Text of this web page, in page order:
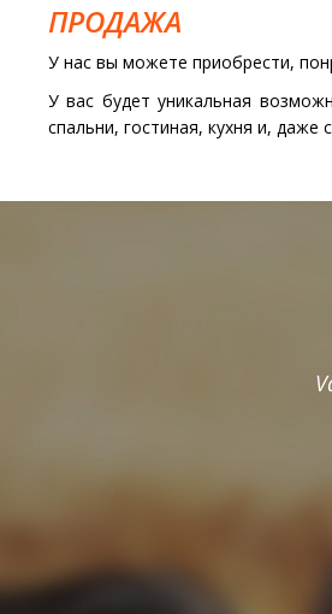
ПРОДАЖА
У нас вы можете приобрести,
У вас будет уникальная
спальни, гостиная, кухня и,